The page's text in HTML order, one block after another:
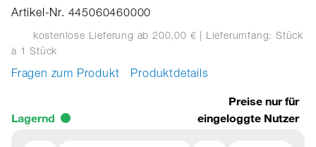
Artikel-Nr. 445060460000
kostenlose Lieferung ab 200,00 € | Lieferumfang: Stück
à 1 Stück
Fragen zum Produkt Produktdetails
Lagernd
Preise nur für
eingeloggte Nutzer